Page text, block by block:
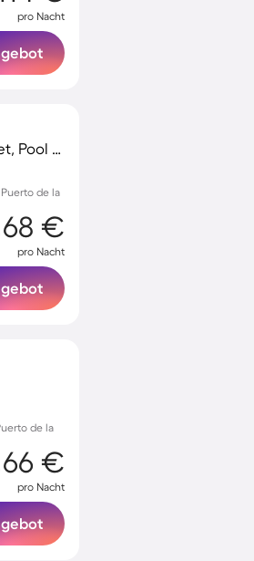
pro Nacht
Gemütliche Wohnung mit schnellem Internet, Pool und Terrasse | Bergblick | Perfekt für die Arbeit von Zuhause
de la
68 €
pro Nacht
de la
66 €
pro Nacht